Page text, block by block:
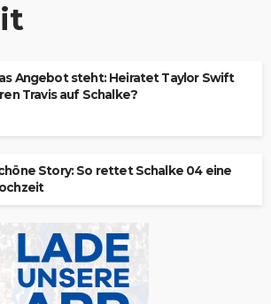
Angebot steht: Heiratet Taylor Swift
Travis auf Schalke?
Story: So rettet Schalke 04 eine